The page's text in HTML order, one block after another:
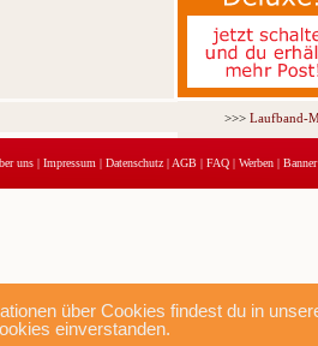
über Cookies findest du in
einverstanden.
>>>Laufband-
uns | Impressum | Datenschutz | AGB | FAQ | Werben | Banner